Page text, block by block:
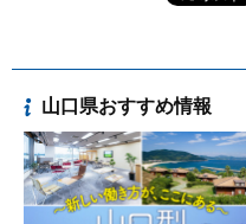
山口県おすすめ情報